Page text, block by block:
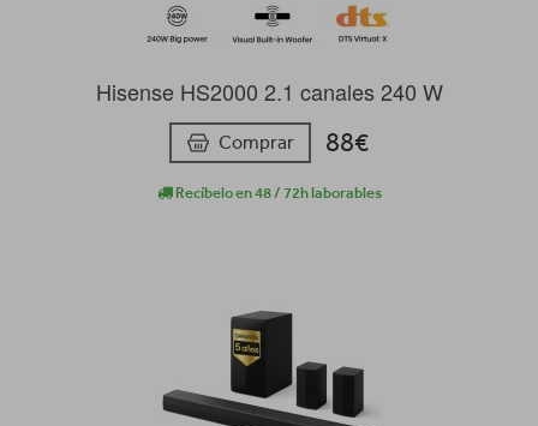
Hisense HS2000 2.1 canales 240 W
Comprar 88€
Recíbelo en 48 / 72h laborables